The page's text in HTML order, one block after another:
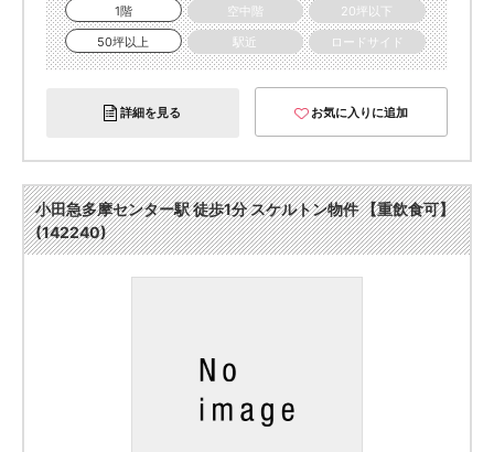
1階
空中階
20坪以下
50坪以上
駅近 ロードサイド
詳細を見る お気に入りに追加
小田急多摩センター駅 徒歩1分 スケルトン物件 【重飲食可】
(142240)